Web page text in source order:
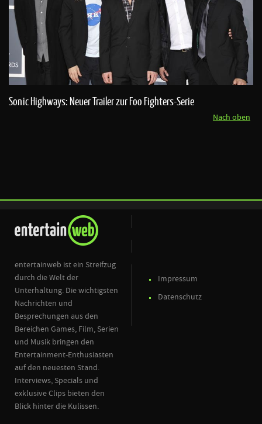
Sonic Highways: Neuer Trailer zur Foo Fighters-Serie
Nach oben
entertainweb ist ein Streifzug
durch die Welt der
Unterhaltung. Die wichtigsten
Nachrichten und
Besprechungen aus den
Bereichen Games, Film, Serien
und Musik bringen den
Entertainment-Enthusiasten
auf den neuesten Stand.
Interviews, Specials und
exklusive Clips bieten den
Blick hinter die Kulissen.
Impressum
Datenschutz